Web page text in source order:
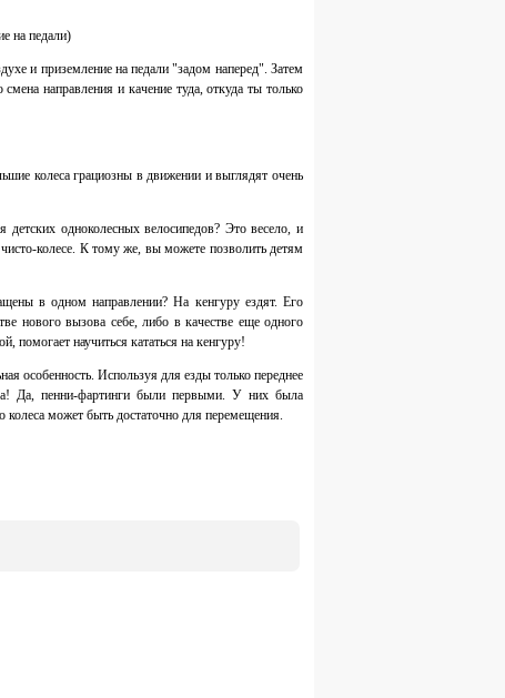
на педали)
и приземление на педали "задом наперед". Затем
направления и качение туда, откуда ты только
колеса грациозны в движении и выглядят очень
одноколесных велосипедов? Это весело, и
колесе. К тому же, вы можете позволить детям
в одном направлении? На кенгуру ездят. Его
нового вызова себе, либо в качестве еще одного
помогает научиться кататься на кенгуру!
особенность. Используя для езды только переднее
Да, пенни-фартинги были первыми. У них была
колеса может быть достаточно для перемещения.